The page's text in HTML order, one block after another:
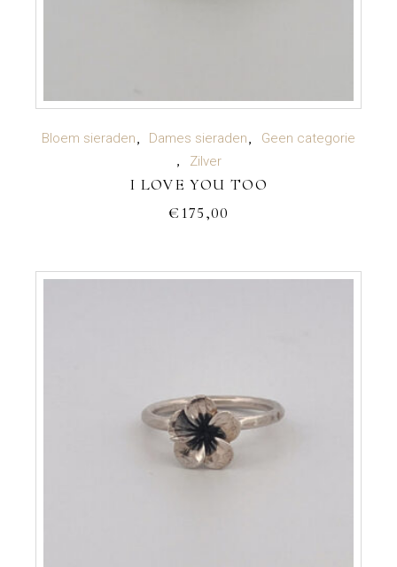
TOEVOEGEN AAN WINKELWAGEN
Bloem sieraden Dames sieraden
Geen categorie
Zilver
I LOVE YOU TOO
€ 175,00